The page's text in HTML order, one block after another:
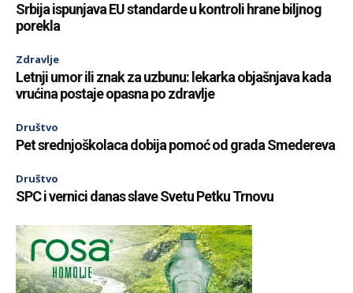
Srbija ispunjava EU standarde u kontroli hrane biljnog
porekla
Zdravlje
Letnji umor ili znak za uzbunu: lekarka objašnjava kada
vrućina postaje opasna po zdravlje
Društvo
Pet srednjoškolaca dobija pomoć od grada Smedereva
Društvo
SPC i vernici danas slave Svetu Petku Trnovu